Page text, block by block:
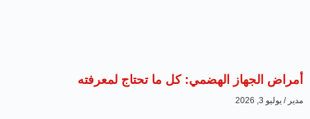
أمراض الجهاز الهضمي: كل ما تحتاج لمعرفته
مدير يوليو 3, 2026